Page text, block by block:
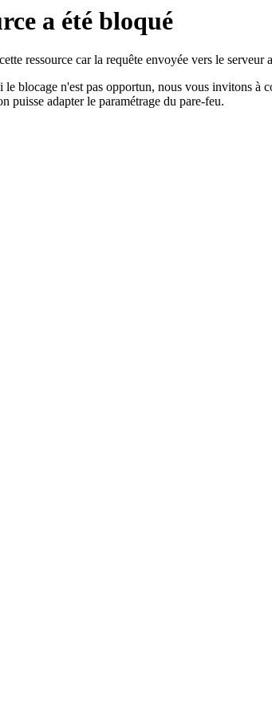
a été bloqué
ressource car la requête envoyée vers le serveur
blocage n'est pas opportun, nous vous invitons à
puisse adapter le paramétrage du pare-feu.